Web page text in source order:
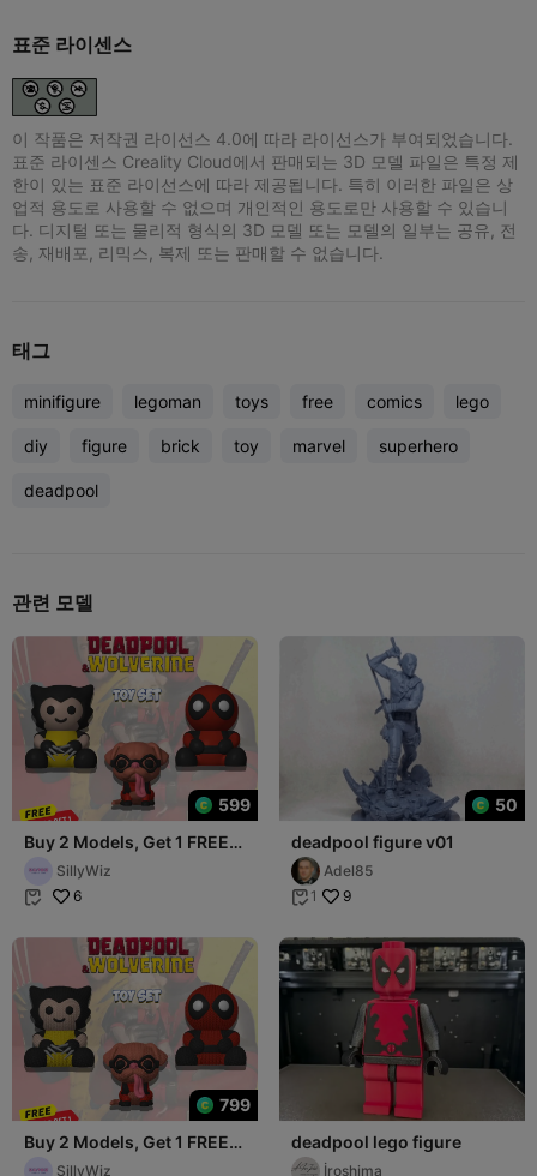
표준 라이센스
이 작품은 저작권 라이선스 4.0에 따라 라이선스가 부여되었습니다.
표준 라이센스 Creality Cloud에서 판매되는 3D 모델 파일은 특정 제
한이 있는 표준 라이선스에 따라 제공됩니다. 특히 이러한 파일은 상
업적 용도로 사용할 수 없으며 개인적인 용도로만 사용할 수 있습니
다. 디지털 또는 물리적 형식의 3D 모델 또는 모델의 일부는 공유, 전
송, 재배포, 리믹스, 복제 또는 판매할 수 없습니다.
태그
minifigure legoman toys free comics lego
diy figure brick toy marvel superhero
deadpool
관련 모델
599
Buy 2 Models, Get 1 FREE! -
Deadpool and Wolverine
SillyWiz
 6
50
deadpool figure v01
Adel85
 1 9
799
Buy 2 Models, Get 1 FREE! -
Deadpool and Wolverine
SillyWiz
deadpool lego figure
İroshima